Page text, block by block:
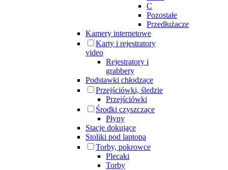
C
Pozostałe
Przedłużacze
Kamery internetowe
Karty i rejestratory
video
Rejestratory i
grabbery
Podstawki chłodzące
Przejściówki, śledzie
Przejściówki
Środki czyszczące
Płyny
Stacje dokujące
Stoliki pod laptopa
Torby, pokrowce
Plecaki
Torby